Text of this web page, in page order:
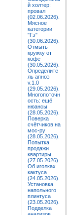
й холтер:
провал
(02.06.2026).
Мясное
категории
"Гэ"
(30.06.2026).
Отмыть
кружку от
кофе
(30.05.2026).
Определите
ль апноэ
v.1.0
(29.05.2026).
Многопоточн
ость: ещё
нюансы
(28.05.2026).
Поверка
счётчиков на
мос-ру
(28.05.2026).
Попытка
продажи
квартиры
(27.05.2026).
Об иголках
кактуса
(24.05.2026).
Установка
напольного
плинтуса
(23.05.2026).
Подделка